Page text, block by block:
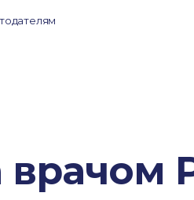
врачом